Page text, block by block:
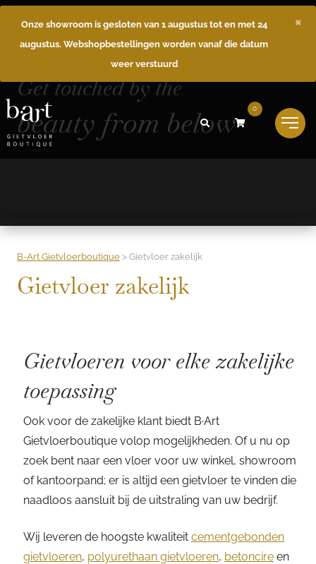
Onze showroom is gesloten van 1 augustus tot en met 24
augustus. Webshopbestellingen worden vanaf die datum
weer verstuurd
×
0
Get touched by the
beauty from below
B-Art Gietvloerboutique > Gietvloer zakelijk
Gietvloer zakelijk
Gietvloeren voor elke zakelijke
toepassing
Ook voor de zakelijke klant biedt B·Art
Gietvloerboutique volop mogelijkheden. Of u nu op
zoek bent naar een vloer voor uw winkel, showroom
of kantoorpand; er is altijd een gietvloer te vinden die
naadloos aansluit bij de uitstraling van uw bedrijf.
Wij leveren de hoogste kwaliteit cementgebonden
gietvloeren, polyurethaan gietvloeren, betoncire en